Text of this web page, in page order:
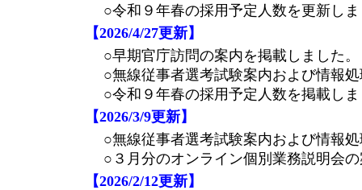
○令和９年春の採用予定人数を更新しま
【2026/4/27更新】
○早期官庁訪問の案内を掲載しました。
○無線従事者選考試験案内および情報
○令和９年春の採用予定人数を掲載しま
【2026/3/9更新】
○無線従事者選考試験案内および情
○３月分のオンライン個別業務説明会の
【2026/2/12更新】